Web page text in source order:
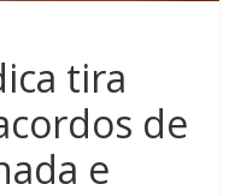
tira
de
e